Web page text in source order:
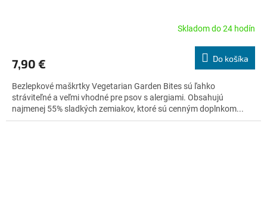
je
z
5
hviezdičiek.
Skladom do 24 hodín
7,90 € Do košíka
Bezlepkové maškrtky Vegetarian Garden Bites sú ľahko
stráviteľné a veľmi vhodné pre psov s alergiami. Obsahujú
najmenej 55% sladkých zemiakov, ktoré sú cenným doplnkom...